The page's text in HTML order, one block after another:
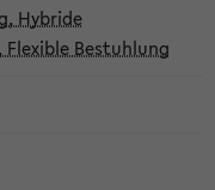
Hybride
Bestuhlung